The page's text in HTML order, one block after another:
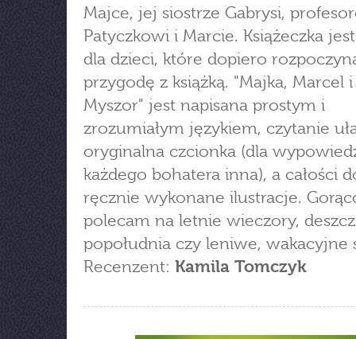
Majce, jej siostrze Gabrysi,
Patyczkowi i Marcie. Książeczka
dla dzieci, które dopiero
przygodę z książką. "Majka, Marcel
Myszor" jest napisana prostym i
zrozumiałym językiem, czytanie
oryginalna czcionka (dla
każdego bohatera inna), a całości
ręcznie wykonane ilustracje.
polecam na letnie wieczory,
popołudnia czy leniwe, wakacyjne
Recenzent: Kamila Tomczyk